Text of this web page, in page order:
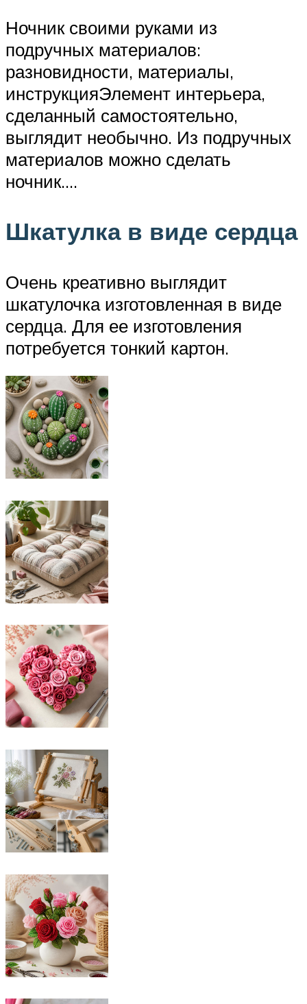
Ночник своими руками из
подручных материалов:
разновидности, материалы,
инструкцияЭлемент интерьера,
сделанный самостоятельно,
выглядит необычно. Из подручных
материалов можно сделать
ночник….
Шкатулка в виде сердца
Очень креативно выглядит
шкатулочка изготовленная в виде
сердца. Для ее изготовления
потребуется тонкий картон.